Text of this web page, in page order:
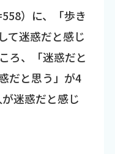
）に、「歩き
て迷惑だと感じ
ろ、「迷惑だと
だと思う」が4
迷惑だと感じ